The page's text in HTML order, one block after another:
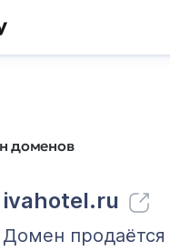
доменов
ivahotel.ru
Домен продаётся